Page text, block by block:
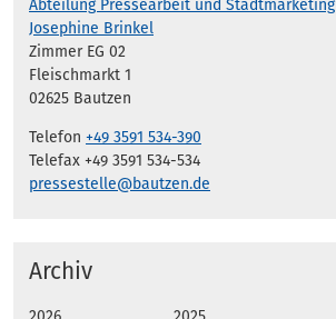
Abteilung Pressearbeit und Stadtmarketing
Josephine Brinkel
Zimmer EG 02
Fleischmarkt 1
02625 Bautzen
Telefon +49 3591 534-390
Telefax +49 3591 534-534
pressestelle@bautzen.de
Archiv